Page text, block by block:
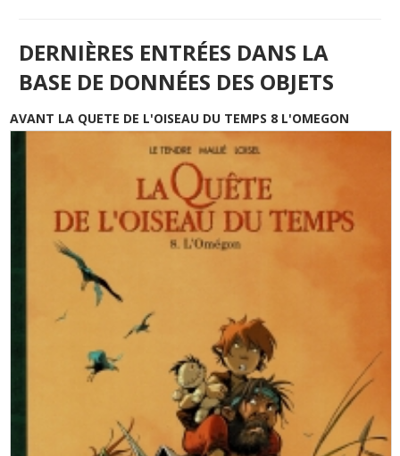
DERNIÈRES ENTRÉES DANS LA
BASE DE DONNÉES DES OBJETS
AVANT LA QUETE DE L'OISEAU DU TEMPS 8 L'OMEGON